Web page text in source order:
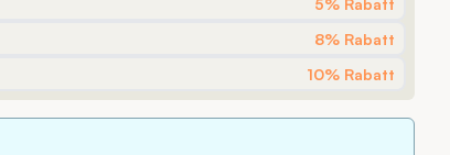
8% Rabatt
10% Rabatt